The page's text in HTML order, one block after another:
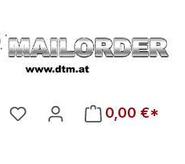
Du hast 0 Produkte auf
0,00 €*